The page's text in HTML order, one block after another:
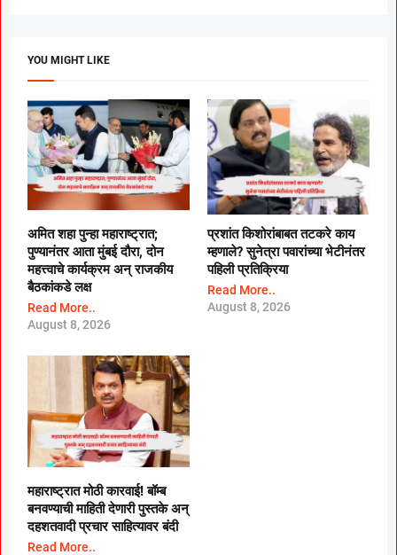
YOU MIGHT LIKE
अमित शहा पुन्हा महाराष्ट्रात;
पुण्यानंतर आता मुंबई दौरा, दोन
महत्त्वाचे कार्यक्रम अन् राजकीय
बैठकांकडे लक्ष
Read More..
August 8, 2026
प्रशांत किशोरांबाबत तटकरे काय
म्हणाले? सुनेत्रा पवारांच्या भेटीनंतर
पहिली प्रतिक्रिया
Read More..
August 8, 2026
महाराष्ट्रात मोठी कारवाई! बॉम्ब
बनवण्याची माहिती देणारी पुस्तके अन्
दहशतवादी प्रचार साहित्यावर बंदी
Read More..